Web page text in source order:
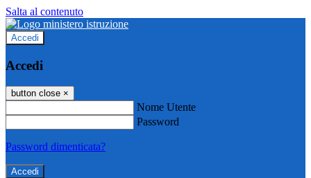
Salta al contenuto
Accedi
Accedi
button close ×
Nome Utente
Password
Password dimenticata?